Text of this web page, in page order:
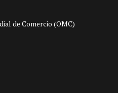
de Comercio (OMC)